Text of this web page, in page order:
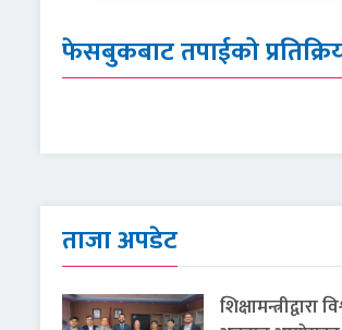
फेसबुकबाट तपाईको
ताजा अपडेट
शिक्षामन्त्रीद्वारा